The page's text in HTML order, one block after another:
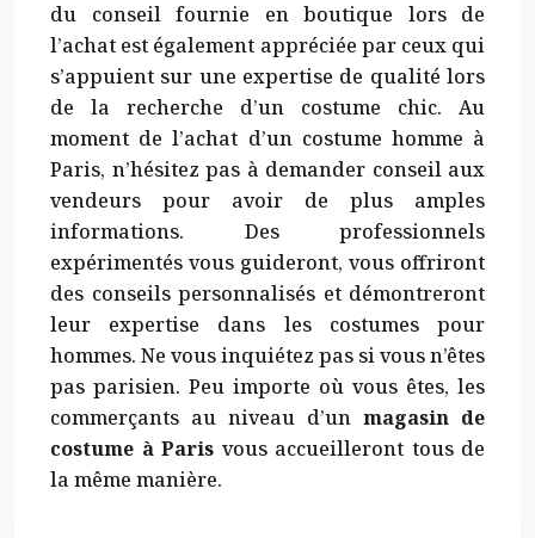
du conseil fournie en boutique lors de
l’achat est également appréciée par ceux qui
s’appuient sur une expertise de qualité lors
de la recherche d’un costume chic. Au
moment de l’achat d’un costume homme à
Paris, n’hésitez pas à demander conseil aux
vendeurs pour avoir de plus amples
informations. Des professionnels
expérimentés vous guideront, vous offriront
des conseils personnalisés et démontreront
leur expertise dans les costumes pour
hommes. Ne vous inquiétez pas si vous n’êtes
pas parisien. Peu importe où vous êtes, les
commerçants au niveau d’un magasin de
costume à Paris vous accueilleront tous de
la même manière.